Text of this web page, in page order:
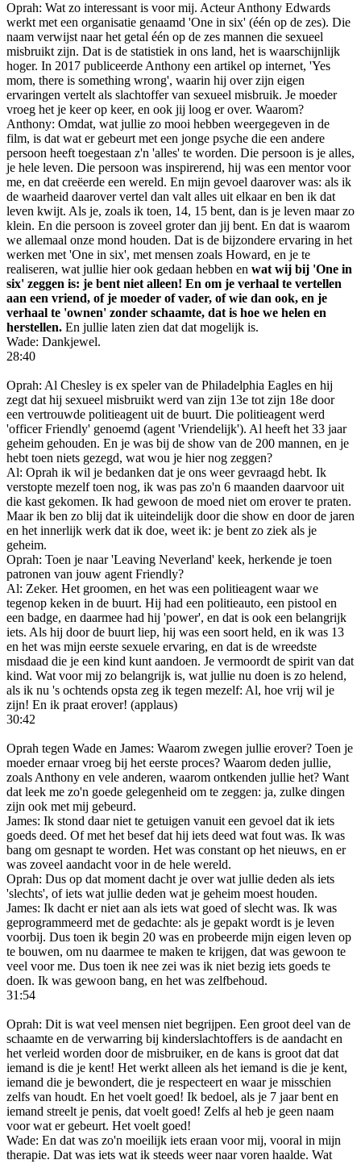
Oprah: Wat zo interessant is voor mij. Acteur Anthony Edwards
werkt met een organisatie genaamd 'One in six' (één op de zes). Die
naam verwijst naar het getal één op de zes mannen die sexueel
misbruikt zijn. Dat is de statistiek in ons land, het is waarschijnlijk
hoger. In 2017 publiceerde Anthony een artikel op internet, 'Yes
mom, there is something wrong', waarin hij over zijn eigen
ervaringen vertelt als slachtoffer van sexueel misbruik. Je moeder
vroeg het je keer op keer, en ook jij loog er over. Waarom?
Anthony: Omdat, wat jullie zo mooi hebben weergegeven in de
film, is dat wat er gebeurt met een jonge psyche die een andere
persoon heeft toegestaan z'n 'alles' te worden. Die persoon is je alles,
je hele leven. Die persoon was inspirerend, hij was een mentor voor
me, en dat creëerde een wereld. En mijn gevoel daarover was: als ik
de waarheid daarover vertel dan valt alles uit elkaar en ben ik dat
leven kwijt. Als je, zoals ik toen, 14, 15 bent, dan is je leven maar zo
klein. En die persoon is zoveel groter dan jij bent. En dat is waarom
we allemaal onze mond houden. Dat is de bijzondere ervaring in het
werken met 'One in six', met mensen zoals Howard, en je te
realiseren, wat jullie hier ook gedaan hebben en wat wij bij 'One in
six' zeggen is: je bent niet alleen! En om je verhaal te vertellen
aan een vriend, of je moeder of vader, of wie dan ook, en je
verhaal te 'ownen' zonder schaamte, dat is hoe we helen en
herstellen. En jullie laten zien dat dat mogelijk is.
Wade: Dankjewel.
28:40
Oprah: Al Chesley is ex speler van de Philadelphia Eagles en hij
zegt dat hij sexueel misbruikt werd van zijn 13e tot zijn 18e door
een vertrouwde politieagent uit de buurt. Die politieagent werd
'officer Friendly' genoemd (agent 'Vriendelijk'). Al heeft het 33 jaar
geheim gehouden. En je was bij de show van de 200 mannen, en je
hebt toen niets gezegd, wat wou je hier nog zeggen?
Al: Oprah ik wil je bedanken dat je ons weer gevraagd hebt. Ik
verstopte mezelf toen nog, ik was pas zo'n 6 maanden daarvoor uit
die kast gekomen. Ik had gewoon de moed niet om erover te praten.
Maar ik ben zo blij dat ik uiteindelijk door die show en door de jaren
en het innerlijk werk dat ik doe, weet ik: je bent zo ziek als je
geheim.
Oprah: Toen je naar 'Leaving Neverland' keek, herkende je toen
patronen van jouw agent Friendly?
Al: Zeker. Het groomen, en het was een politieagent waar we
tegenop keken in de buurt. Hij had een politieauto, een pistool en
een badge, en daarmee had hij 'power', en dat is ook een belangrijk
iets. Als hij door de buurt liep, hij was een soort held, en ik was 13
en het was mijn eerste sexuele ervaring, en dat is de wreedste
misdaad die je een kind kunt aandoen. Je vermoordt de spirit van dat
kind. Wat voor mij zo belangrijk is, wat jullie nu doen is zo helend,
als ik nu 's ochtends opsta zeg ik tegen mezelf: Al, hoe vrij wil je
zijn! En ik praat erover! (applaus)
30:42
Oprah tegen Wade en James: Waarom zwegen jullie erover? Toen je
moeder ernaar vroeg bij het eerste proces? Waarom deden jullie,
zoals Anthony en vele anderen, waarom ontkenden jullie het? Want
dat leek me zo'n goede gelegenheid om te zeggen: ja, zulke dingen
zijn ook met mij gebeurd.
James: Ik stond daar niet te getuigen vanuit een gevoel dat ik iets
goeds deed. Of met het besef dat hij iets deed wat fout was. Ik was
bang om gesnapt te worden. Het was constant op het nieuws, en er
was zoveel aandacht voor in de hele wereld.
Oprah: Dus op dat moment dacht je over wat jullie deden als iets
'slechts', of iets wat jullie deden wat je geheim moest houden.
James: Ik dacht er niet aan als iets wat goed of slecht was. Ik was
geprogrammeerd met de gedachte: als je gepakt wordt is je leven
voorbij. Dus toen ik begin 20 was en probeerde mijn eigen leven op
te bouwen, om nu daarmee te maken te krijgen, dat was gewoon te
veel voor me. Dus toen ik nee zei was ik niet bezig iets goeds te
doen. Ik was gewoon bang, en het was zelfbehoud.
31:54
Oprah: Dit is wat veel mensen niet begrijpen. Een groot deel van de
schaamte en de verwarring bij kinderslachtoffers is de aandacht en
het verleid worden door de misbruiker, en de kans is groot dat dat
iemand is die je kent! Het werkt alleen als het iemand is die je kent,
iemand die je bewondert, die je respecteert en waar je misschien
zelfs van houdt. En het voelt goed! Ik bedoel, als je 7 jaar bent en
iemand streelt je penis, dat voelt goed! Zelfs al heb je geen naam
voor wat er gebeurt. Het voelt goed!
Wade: En dat was zo'n moeilijk iets eraan voor mij, vooral in mijn
therapie. Dat was iets wat ik steeds weer naar voren haalde. Wat